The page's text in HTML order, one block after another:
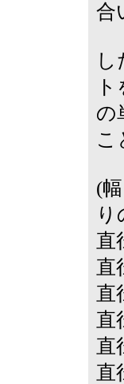
合
の
こ
(
り
直
直
直
直
直
直